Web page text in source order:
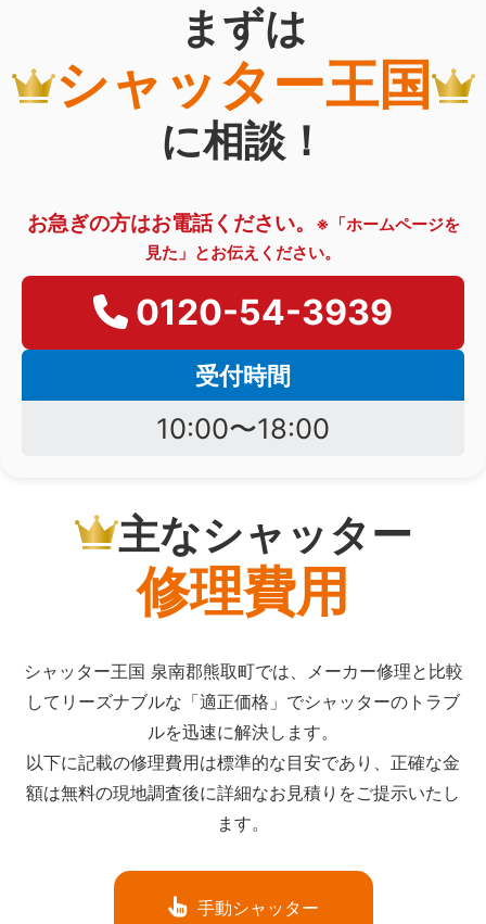
まずは
シャッター王国
に相談！
お急ぎの方はお電話ください。
※「ホームページを
見た」とお伝えください。
0120-54-3939
受付時間
10:00〜18:00
主なシャッター
修理費用
シャッター王国 泉南郡熊取町では、メーカー修理と比較
してリーズナブルな「適正価格」でシャッターのトラブ
ルを迅速に解決します。
以下に記載の修理費用は標準的な目安であり、正確な金
額は無料の現地調査後に詳細なお見積りをご提示いたし
ます。
手動シャッター